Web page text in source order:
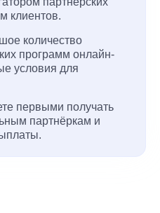
клиентов.
количество
программ онлайн-
условия для
первыми получать
партнёркам и